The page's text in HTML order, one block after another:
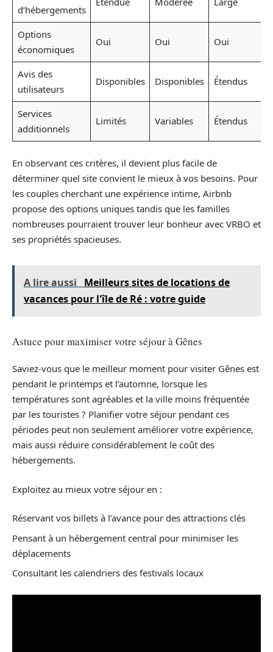
d’hébergements
Options
économiques
Oui Oui Oui
Avis des
utilisateurs
Disponibles Disponibles Étendus
Services
additionnels
Limités Variables Étendus
En observant ces critères, il devient plus facile de
déterminer quel site convient le mieux à vos besoins. Pour
les couples cherchant une expérience intime, Airbnb
propose des options uniques tandis que les familles
nombreuses pourraient trouver leur bonheur avec VRBO et
ses propriétés spacieuses.
A lire aussi
Meilleurs sites de locations de
vacances pour l'île de Ré : votre guide
Astuce pour maximiser votre séjour à Gênes
Saviez-vous que le meilleur moment pour visiter Gênes est
pendant le printemps et l’automne, lorsque les
températures sont agréables et la ville moins fréquentée
par les touristes ? Planifier votre séjour pendant ces
périodes peut non seulement améliorer votre expérience,
mais aussi réduire considérablement le coût des
hébergements.
Exploitez au mieux votre séjour en :
Réservant vos billets à l’avance pour des attractions clés
Pensant à un hébergement central pour minimiser les
déplacements
Consultant les calendriers des festivals locaux